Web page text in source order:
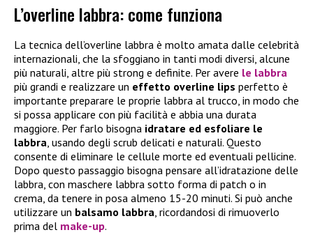
L’overline labbra: come funziona
La tecnica dell’overline labbra è molto amata dalle celebrità
internazionali, che la sfoggiano in tanti modi diversi, alcune
più naturali, altre più strong e definite. Per avere le labbra
più grandi e realizzare un effetto overline lips perfetto è
importante preparare le proprie labbra al trucco, in modo che
si possa applicare con più facilità e abbia una durata
maggiore. Per farlo bisogna idratare ed esfoliare le
labbra , usando degli scrub delicati e naturali. Questo
consente di eliminare le cellule morte ed eventuali pellicine.
Dopo questo passaggio bisogna pensare all’idratazione delle
labbra, con maschere labbra sotto forma di patch o in
crema, da tenere in posa almeno 15-20 minuti. Si può anche
utilizzare un balsamo labbra , ricordandosi di rimuoverlo
prima del make-up.